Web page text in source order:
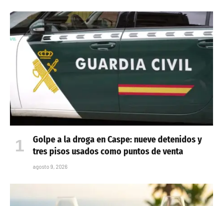
Golpe a la droga en Caspe: nueve detenidos y
tres pisos usados como puntos de venta
agosto 9, 2026